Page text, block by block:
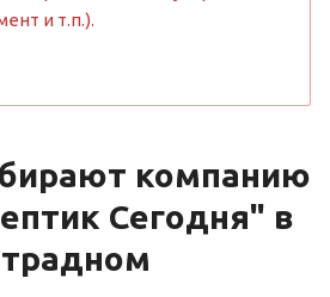
и т.п.).
компанию
Сегодня" в